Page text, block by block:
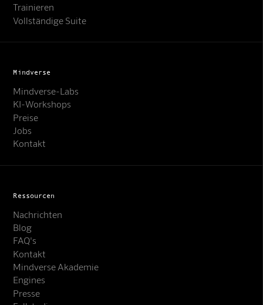
Trainieren
Vollständige Suite
Mindverse
Mindverse-Labs
KI-Workshops
Preise
Jobs
Kontakt
Ressourcen
Nachrichten
Blog
FAQ's
Kontakt
Mindverse Akademie
Engines
Presse